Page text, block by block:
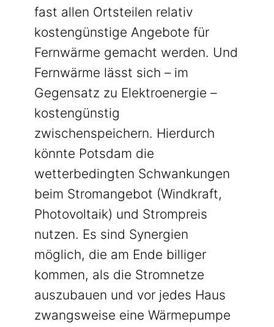
fast allen Ortsteilen relativ
kostengünstige Angebote für
Fernwärme gemacht werden. Und
Fernwärme lässt sich – im
Gegensatz zu Elektroenergie –
kostengünstig
zwischenspeichern. Hierdurch
könnte Potsdam die
wetterbedingten Schwankungen
beim Stromangebot (Windkraft,
Photovoltaik) und Strompreis
nutzen. Es sind Synergien
möglich, die am Ende billiger
kommen, als die Stromnetze
auszubauen und vor jedes Haus
zwangsweise eine Wärmepumpe